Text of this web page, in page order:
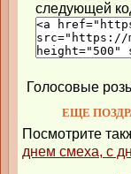
следующей
Голосовые
ЕЩЕ
Посмотрите
днем смеха, с